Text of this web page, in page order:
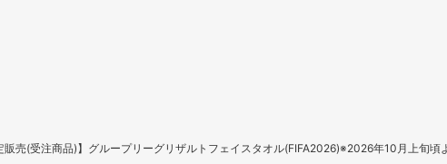
販売(受注商品)】グループリーグリザルトフェイスタオル(FIFA2026)※2026年10月上旬頃